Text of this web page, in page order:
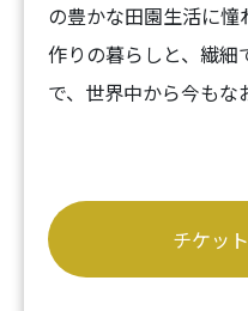
の豊かな田園生活に
作りの暮らしと、繊細
で、世界中から今もな
チケッ